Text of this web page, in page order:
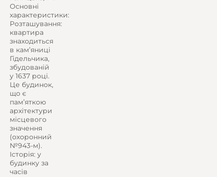
Основні
характеристики:
Розташування:
квартира
знаходиться
в кам’яниці
Гідельчика,
збудованій
у 1637 році.
Це будинок,
що є
пам’яткою
архітектури
місцевого
значення
(охоронний
№943-м).
Історія: у
будинку за
часів